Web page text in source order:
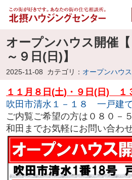
オープンハウス開催
～９日(日)】
2025-11-08 カテゴリ： オープンハウス
１１月８日(土)・９日(日) １
吹田市清水１－１８ 一戸建て
ご内覧ご希望の方は０８０－
和田までお気軽にお問い合わ